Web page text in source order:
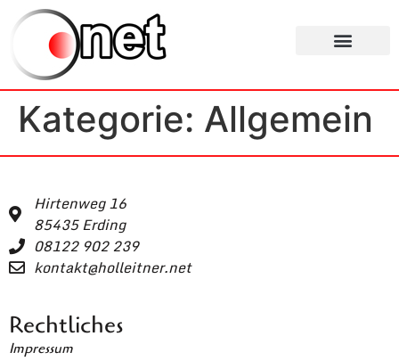
springen
Kategorie: Allgemein
Hirtenweg 16
85435 Erding
08122 902 239
kontakt@holleitner.net
Rechtliches
Impressum